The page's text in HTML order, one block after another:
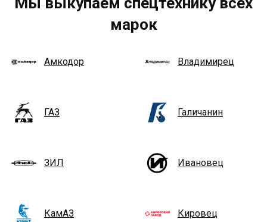
марок
Амкодор Владимирец
ГАЗ Галичанин
ЗИЛ Ивановец
КамАЗ Кировец